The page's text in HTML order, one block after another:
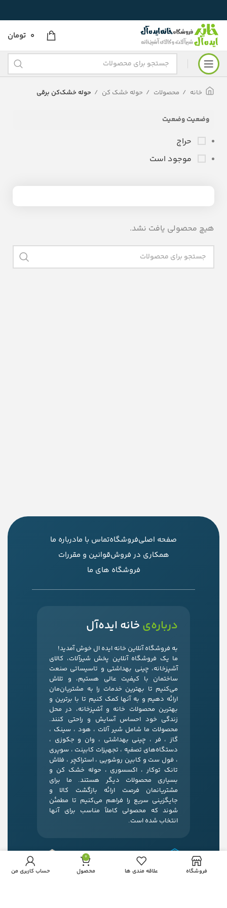
0 تومان
خانه محصولات حوله خشک کن حوله خشک‌کن برقی
وضعیت وضعیت
حراج
موجود است
هیچ محصولی یافت نشد.
صفحه اصلیفروشگاهتماس با مادرباره ما
همکاری در فروشقوانین و مقررات
فروشگاه های ما
درباره‌ی خانه ایده‌آل
به فروشگاه آنلاین خانه ایده ال خوش آمدید!
ما یک فروشگاه آنلاین پخش شیرآلات، کالای
آشپزخانه، چینی بهداشتی و تاسیساتی صنعت
ساختمان با کیفیت عالی هستیم، و تلاش
می‌کنیم تا بهترین خدمات را به مشتریان‌مان
ارائه دهیم و به آنها کمک کنیم تا با برترین و
بهترین محصولات خانه و آشپزخانه، در محل
زندگی خود احساس آسایش و راحتی کنند.
محصولات ما شامل شیر آلات ، هود ، سینک ،
گاز ، فر ، چینی بهداشتی ، وان و جکوزی ،
دستگاه‌های تصفیه ، تجهیزات کابینت ، سوپری
، فول ست و کابین روشویی ، استراکچر ، فلاش
تانک توکار ، اکسسوری ، حوله خشک کن و
بسیاری محصولات دیگر هستند. ما برای
مشتریانمان فرصت ارائه بازگشت کالا و
جایگزینی سریع را فراهم می‌کنیم تا مطمئن
شوند که محصولی کاملاً مناسب برای آنها
انتخاب شده است.
فروشگاه علاقه مندی ها
0
محصول حساب کاربری من